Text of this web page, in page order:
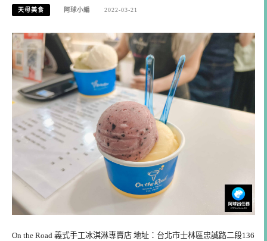
天母美食 阿球小編 2022-03-21
On the Road 義式手工冰淇淋專賣店 地址：台北市士林區忠誠路二段136